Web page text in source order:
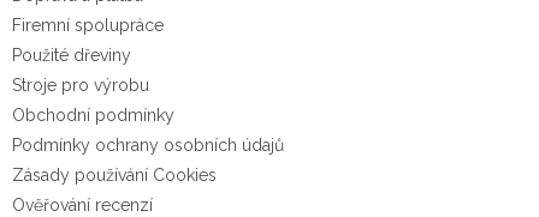
Firemní spolupráce
Použité dřeviny
Stroje pro výrobu
Obchodní podmínky
Podmínky ochrany osobních údajů
Zásady používání Cookies
Ověřování recenzí